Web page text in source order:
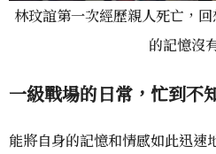
林玟誼第一次經歷親人死亡，
的記憶沒
一級戰場的日常，忙到不
能將自身的記憶和情感如此迅速